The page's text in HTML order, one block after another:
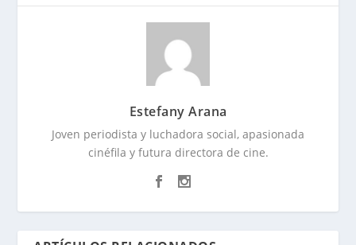
Estefany Arana
Joven periodista y luchadora social, apasionada
cinéfila y futura directora de cine.